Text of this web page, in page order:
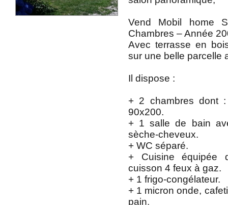
Vend Mobil home
Chambres – Année
Avec terrasse en
sur une belle parcelle
Il dispose :
+ 2 chambres dont
90x200.
+ 1 salle de bain
sèche-cheveux.
+ WC séparé.
+ Cuisine
cuisson 4 feux à gaz.
+ 1 frigo-congélateur.
+ 1 micron onde,
pain.